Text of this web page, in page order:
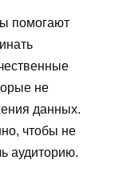
помогают
не
данных.
чтобы не
аудиторию.